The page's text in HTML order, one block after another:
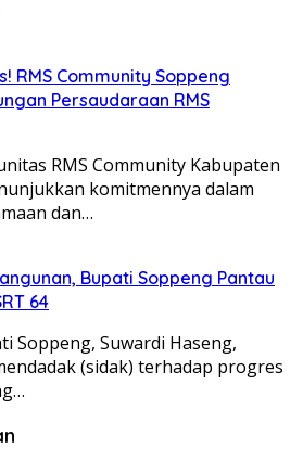
RMS Community Soppeng
Persaudaraan RMS
RMS Community Kabupaten
komitmennya dalam
dan…
Bupati Soppeng Pantau
64
Soppeng, Suwardi Haseng,
(sidak) terhadap progres